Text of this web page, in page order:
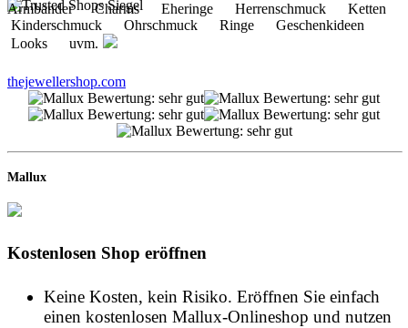
Armbänder Charms Eheringe Herrenschmuck Ketten
Kinderschmuck Ohrschmuck Ringe Geschenkideen
Looks uvm.
thejewellershop.com
Mallux
Kostenlosen Shop eröffnen
Keine Kosten, kein Risiko. Eröffnen Sie einfach
einen kostenlosen Mallux-Onlineshop und nutzen